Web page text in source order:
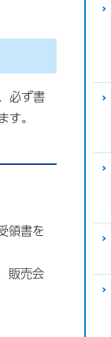
必ず書
。
領書を
販売会